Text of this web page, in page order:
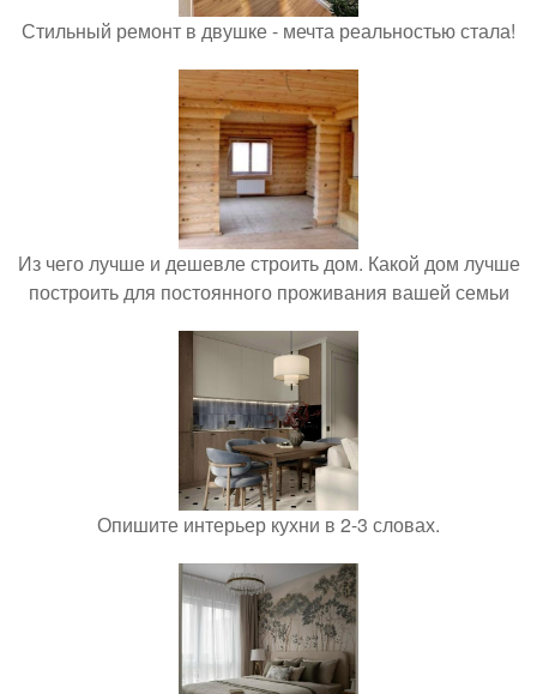
Стильный ремонт в двушке - мечта реальностью стала!
Из чего лучше и дешевле строить дом. Какой дом лучше
построить для постоянного проживания вашей семьи
Опишите интерьер кухни в 2-3 словах.